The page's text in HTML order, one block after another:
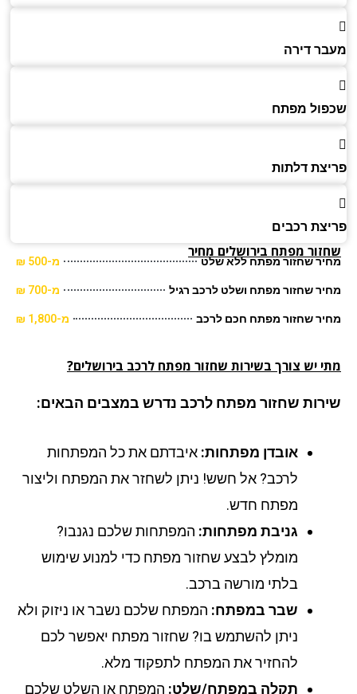
דירה
מפתח
דלתות
רכבים
מפתח בירושלים מחיר
שחזור מפתח ללא שלט מ-500 ₪
שחזור מפתח ושלט לרכב רגיל מ-700 ₪
שחזור מפתח חכם לרכב מ-1,800 ₪
יש צורך בשירות שחזור מפתח לרכב בירושלים?
שחזור מפתח לרכב נדרש במצבים הבאים:
אובדן מפתחות:איבדתם את כל המפתחות
לרכב? אל חשש! ניתן לשחזר את המפתח וליצור
מפתח חדש.
גניבת מפתחות:המפתחות שלכם נגנבו?
מומלץ לבצע שחזור מפתח כדי למנוע שימוש
בלתי מורשה ברכב.
שבר במפתח:המפתח שלכם נשבר או ניזוק ולא
ניתן להשתמש בו? שחזור מפתח יאפשר לכם
להחזיר את המפתח לתפקוד מלא.
תקלה במפתח/שלט:המפתח או השלט שלכם